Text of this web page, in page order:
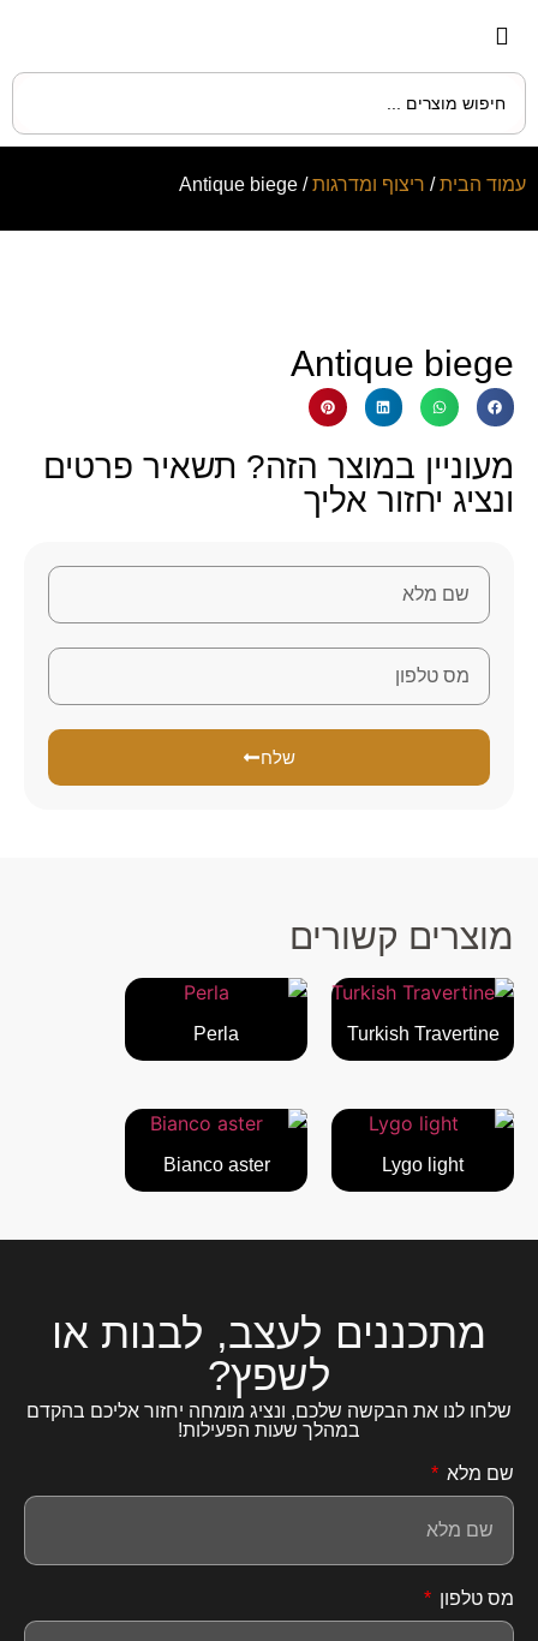
עמוד הבית/ ריצוף ומדרגות/ Antique biege
Antique biege
מעוניין במוצר הזה? תשאיר פרטים
ונציג יחזור אליך
שלח
מוצרים קשורים
Turkish Travertine
Perla
Lygo light
Bianco aster
מתכננים לעצב, לבנות או
לשפץ?
שלחו לנו את הבקשה שלכם, ונציג מומחה יחזור אליכם בהקדם
במהלך שעות הפעילות!
שם מלא
מס טלפון